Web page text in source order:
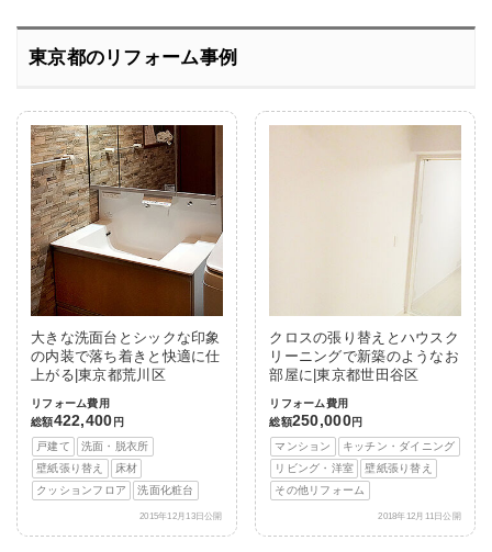
東京都のリフォーム事例
大きな洗面台とシックな印象
の内装で落ち着きと快適に仕
上がる|東京都荒川区
リフォーム費用
総額422,400 円
戸建て
洗面・脱衣所
壁紙張り替え
床材
クッションフロア
洗面化粧台
2015年12月13日公開
クロスの張り替えとハウスク
リーニングで新築のようなお
部屋に|東京都世田谷区
リフォーム費用
総額250,000円
マンション
キッチン・ダイニング
リビング・洋室
壁紙張り替え
その他リフォーム
2018年12月11日公開